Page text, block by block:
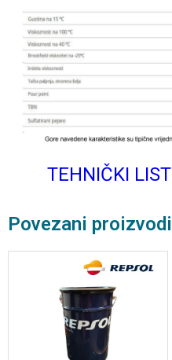
TEHNIČKI LIST
Povezani proizvodi